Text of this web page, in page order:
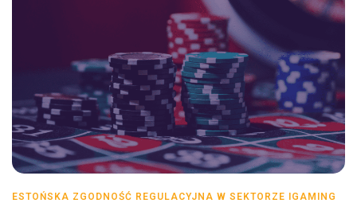
ESTOŃSKA ZGODNOŚĆ REGULACYJNA W SEKTORZE IGAMING